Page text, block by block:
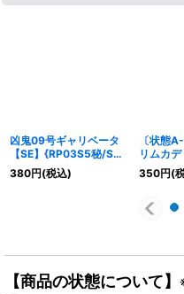
凶鬼09号ギャリベータ
【SE】{RP03S5秘/S9}
《闇》
380円(税込)
〔状態
リムカ
裁S6秘/
350円(
【商品の状態について】